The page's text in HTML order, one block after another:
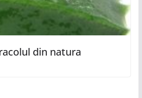
din natura